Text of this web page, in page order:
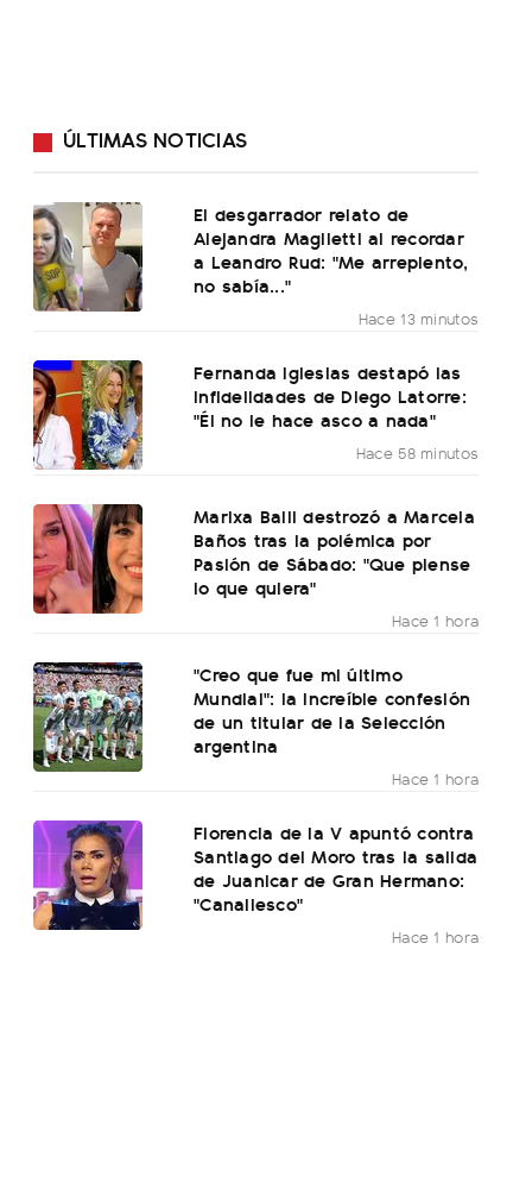
ÚLTIMAS NOTICIAS
El desgarrador relato de
Alejandra Maglietti al recordar
a Leandro Rud: "Me arrepiento,
no sabía..."
Hace 13 minutos
Fernanda Iglesias destapó las
infidelidades de Diego Latorre:
"Él no le hace asco a nada"
Hace 58 minutos
Marixa Balli destrozó a Marcela
Baños tras la polémica por
Pasión de Sábado: "Que piense
lo que quiera"
Hace 1 hora
"Creo que fue mi último
Mundial": la increíble confesión
de un titular de la Selección
argentina
Hace 1 hora
Florencia de la V apuntó contra
Santiago del Moro tras la salida
de Juanicar de Gran Hermano:
"Canallesco"
Hace 1 hora